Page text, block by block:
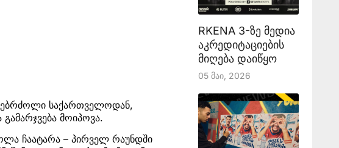
საქართველოდან,
მოიპოვა.
ჩაატარა – პირველ რაუნდში
RKENA 3-ზე მედია
აკრედიტაციების
მიღება დაიწყო
05 Მაი, 2026